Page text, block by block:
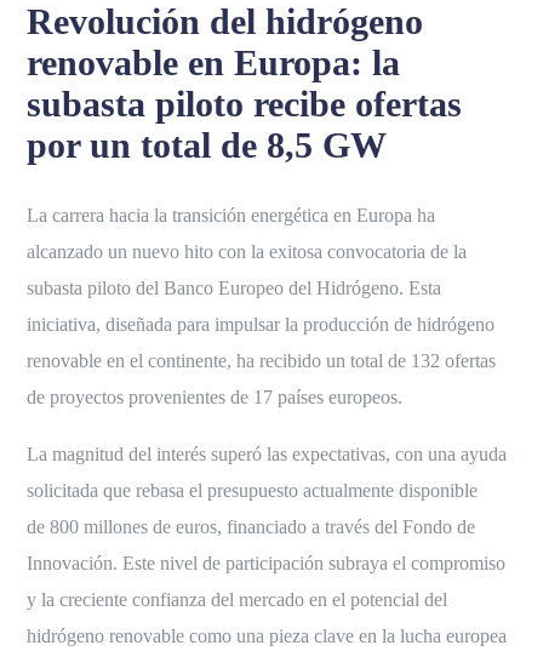
Revolución del hidrógeno
renovable en Europa: la
subasta piloto recibe ofertas
por un total de 8,5 GW
La carrera hacia la transición energética en Europa ha
alcanzado un nuevo hito con la exitosa convocatoria de la
subasta piloto del Banco Europeo del Hidrógeno. Esta
iniciativa, diseñada para impulsar la producción de hidrógeno
renovable en el continente, ha recibido un total de 132 ofertas
de proyectos provenientes de 17 países europeos.
La magnitud del interés superó las expectativas, con una ayuda
solicitada que rebasa el presupuesto actualmente disponible
de 800 millones de euros, financiado a través del Fondo de
Innovación. Este nivel de participación subraya el compromiso
y la creciente confianza del mercado en el potencial del
hidrógeno renovable como una pieza clave en la lucha europea